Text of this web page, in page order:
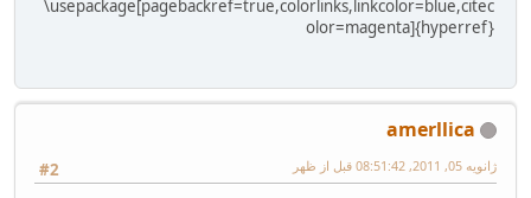
‪\usepackage[pagebackref=true,colorlinks,linkcolor=blue,citec
olor=magenta]{hyperref}‎‬
amerllica
#2 ژانویه 05, 2011, 08:51:42 قبل از ظهر